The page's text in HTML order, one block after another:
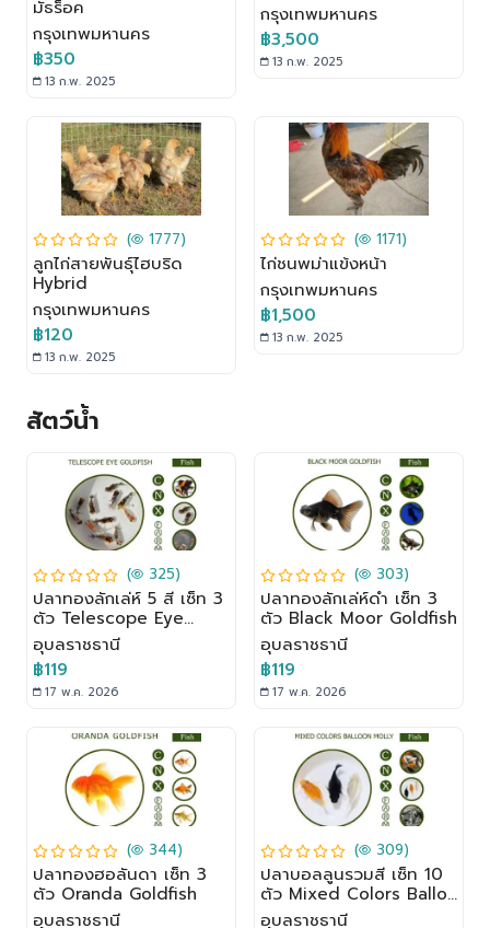
มัธร็อค
กรุงเทพมหานคร
฿350
13 ก.พ. 2025
กรุงเทพมหานคร
฿3,500
13 ก.พ. 2025
( 1777)
ลูกไก่สายพันธุ์ไฮบริด
Hybrid
กรุงเทพมหานคร
฿120
13 ก.พ. 2025
( 1171)
ไก่ชนพม่าแข้งหน้า
กรุงเทพมหานคร
฿1,500
13 ก.พ. 2025
สัตว์น้ำ
( 325)
ปลาทองลักเล่ห์ 5 สี เซ็ท 3
ตัว Telescope Eye
Goldfish
อุบลราชธานี
฿119
17 พ.ค. 2026
( 303)
ปลาทองลักเล่ห์ดำ เซ็ท 3
ตัว Black Moor Goldfish
อุบลราชธานี
฿119
17 พ.ค. 2026
( 344)
ปลาทองฮอลันดา เซ็ท 3
ตัว Oranda Goldfish
อุบลราชธานี
( 309)
ปลาบอลลูนรวมสี เซ็ท 10
ตัว Mixed Colors Ballon
Molly
อุบลราชธานี